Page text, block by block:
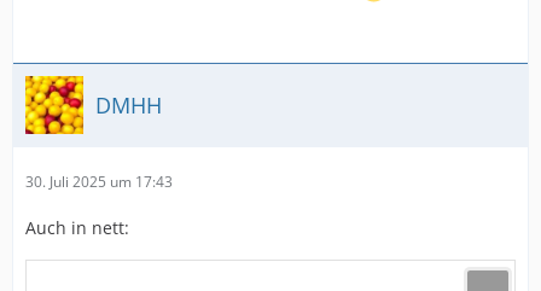
DMHH
30. Juli 2025 um 17:43
Auch in nett: